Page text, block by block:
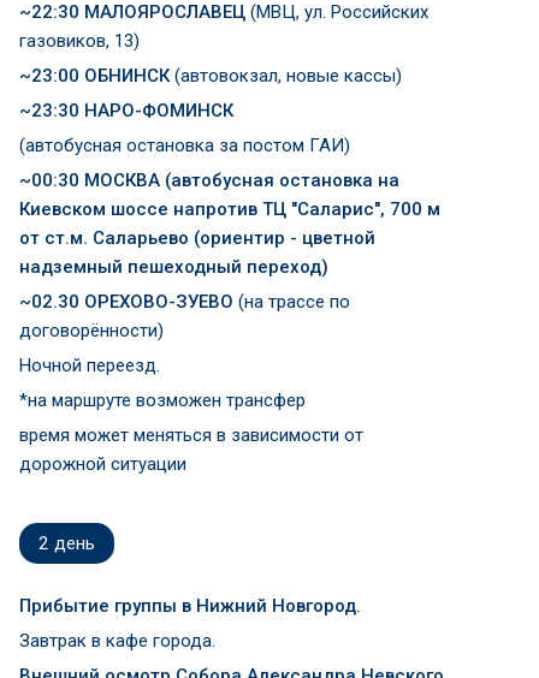
~22:30 МАЛОЯРОСЛАВЕЦ (МВЦ, ул. Российских
газовиков, 13)
~23:00 ОБНИНСК(автовокзал, новые кассы)
~23:30 НАРО-ФОМИНСК
(автобусная остановка за постом ГАИ)
~00:30 МОСКВА (автобусная остановка на
Киевском шоссе напротив ТЦ "Саларис", 700 м
от ст.м. Саларьево (ориентир - цветной
надземный пешеходный переход)
~02.30 ОРЕХОВО-ЗУЕВО (на трассе по
договорённости)
Ночной переезд.
*на маршруте возможен трансфер
время может меняться в зависимости от
дорожной ситуации
2 день
Прибытие группы в Нижний Новгород.
Завтрак в кафе города.